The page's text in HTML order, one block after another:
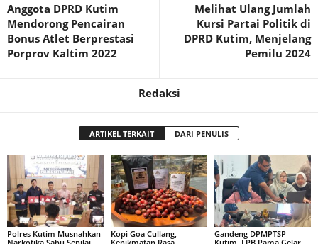
Anggota DPRD Kutim
Mendorong Pencairan
Bonus Atlet Berprestasi
Porprov Kaltim 2022
Melihat Ulang Jumlah
Kursi Partai Politik di
DPRD Kutim, Menjelang
Pemilu 2024
Redaksi
ARTIKEL TERKAIT DARI PENULIS
Polres Kutim Musnahkan
Kopi Goa Cullang,
Gandeng DPMPTSP